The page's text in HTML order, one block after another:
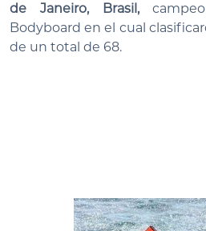
de Janeiro, Brasil,
Bodyboard en el cual
de un total de 68.